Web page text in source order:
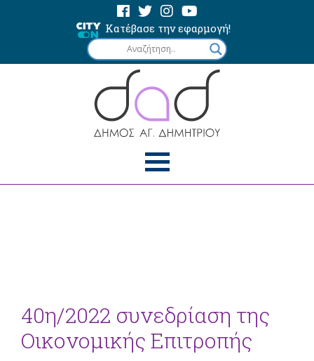
Κατέβασε την εφαρμογή!
40η/2022 συνεδρίαση της
Οικονομικής Επιτροπής